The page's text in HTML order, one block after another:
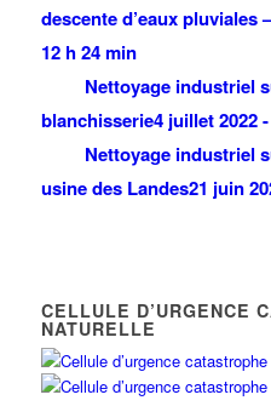
descente d’eaux pluviales
12 h 24 min
Nettoyage industriel
blanchisserie4 juillet 2022
Nettoyage industriel
usine des Landes21 juin
CELLULE D’URGENCE
NATURELLE